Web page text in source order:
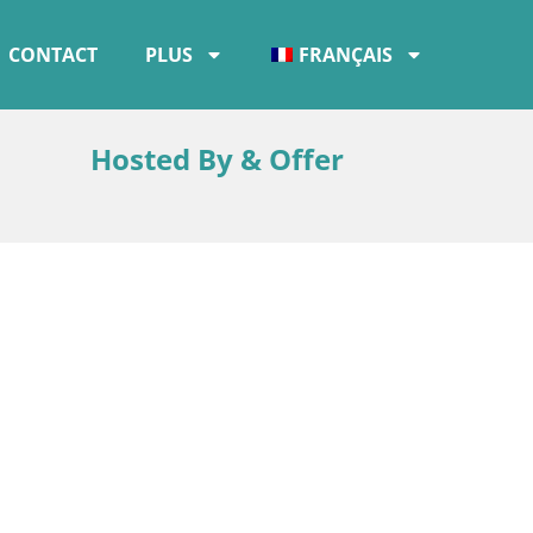
CONTACT PLUS FRANÇAIS
Hosted By & Offer